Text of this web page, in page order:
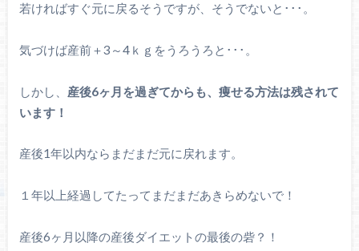
若ければすぐ元に戻るそうですが、そうでないと･･･。
気づけば産前＋3～4ｋｇをうろうろと･･･。
しかし、 産後6ヶ月を過ぎてからも、痩せる方法は残されて
います！
産後1年以内ならまだまだ元に戻れます。
１年以上経過してたってまだまだあきらめないで！
産後6ヶ月以降の産後ダイエットの最後の砦？！